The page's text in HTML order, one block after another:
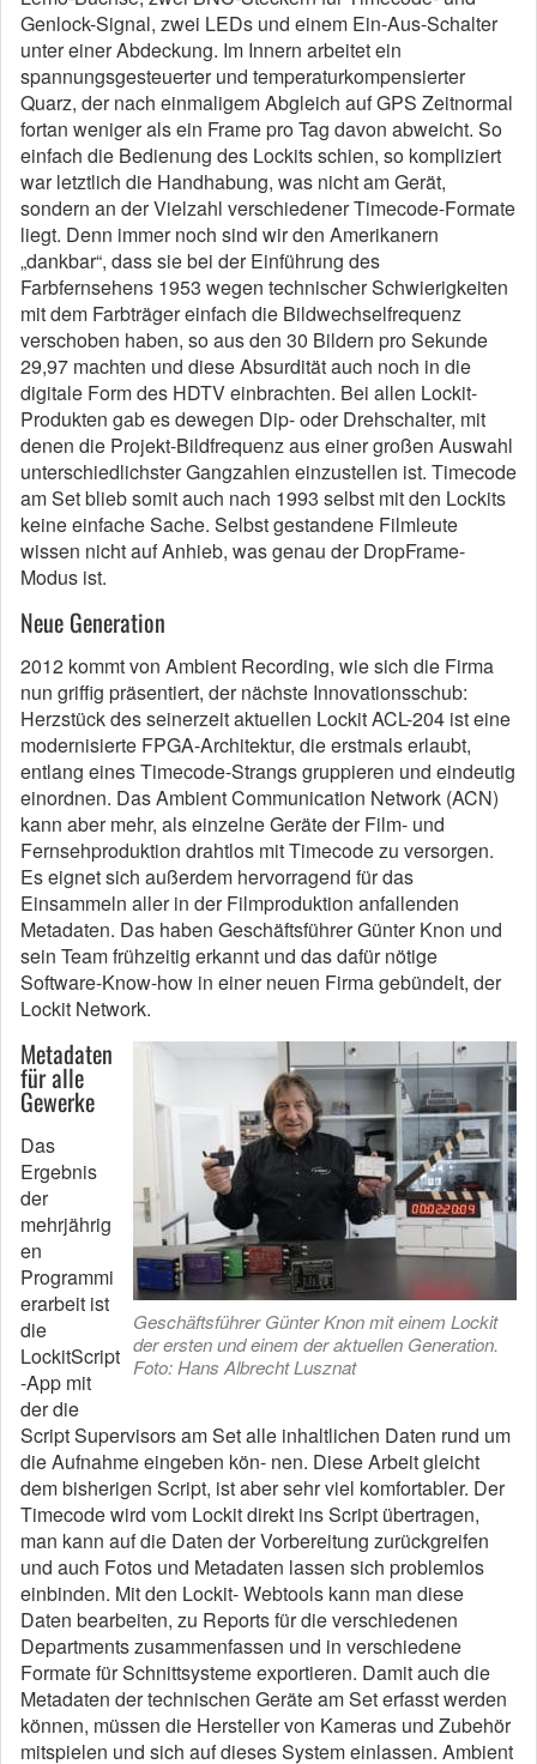
Genlock-Signal, zwei LEDs und einem Ein-Aus-Schalter
unter einer Abdeckung. Im Innern arbeitet ein
spannungsgesteuerter und temperaturkompensierter
Quarz, der nach einmaligem Abgleich auf GPS Zeitnormal
fortan weniger als ein Frame pro Tag davon abweicht. So
einfach die Bedienung des Lockits schien, so kompliziert
war letztlich die Handhabung, was nicht am Gerät,
sondern an der Vielzahl verschiedener Timecode-Formate
liegt. Denn immer noch sind wir den Amerikanern
„dankbar“, dass sie bei der Einführung des
Farbfernsehens 1953 wegen technischer Schwierigkeiten
mit dem Farbträger einfach die Bildwechselfrequenz
verschoben haben, so aus den 30 Bildern pro Sekunde
29,97 machten und diese Absurdität auch noch in die
digitale Form des HDTV einbrachten. Bei allen Lockit-
Produkten gab es dewegen Dip- oder Drehschalter, mit
denen die Projekt-Bildfrequenz aus einer großen Auswahl
unterschiedlichster Gangzahlen einzustellen ist. Timecode
am Set blieb somit auch nach 1993 selbst mit den Lockits
keine einfache Sache. Selbst gestandene Filmleute
wissen nicht auf Anhieb, was genau der DropFrame-
Modus ist.
Neue Generation
2012 kommt von Ambient Recording, wie sich die Firma
nun griffig präsentiert, der nächste Innovationsschub:
Herzstück des seinerzeit aktuellen Lockit ACL-204 ist eine
modernisierte FPGA-Architektur, die erstmals erlaubt,
entlang eines Timecode-Strangs gruppieren und eindeutig
einordnen. Das Ambient Communication Network (ACN)
kann aber mehr, als einzelne Geräte der Film- und
Fernsehproduktion drahtlos mit Timecode zu versorgen.
Es eignet sich außerdem hervorragend für das
Einsammeln aller in der Filmproduktion anfallenden
Metadaten. Das haben Geschäftsführer Günter Knon und
sein Team frühzeitig erkannt und das dafür nötige
Software-Know-how in einer neuen Firma gebündelt, der
Lockit Network.
Geschäftsführer Günter Knon mit einem Lockit
der ersten und einem der aktuellen Generation.
Foto: Hans Albrecht Lusznat
Metadaten
für alle
Gewerke
Das
Ergebnis
der
mehrjährig
en
Programmi
erarbeit ist
die
LockitScript
-App mit
der die
Script Supervisors am Set alle inhaltlichen Daten rund um
die Aufnahme eingeben kön- nen. Diese Arbeit gleicht
dem bisherigen Script, ist aber sehr viel komfortabler. Der
Timecode wird vom Lockit direkt ins Script übertragen,
man kann auf die Daten der Vorbereitung zurückgreifen
und auch Fotos und Metadaten lassen sich problemlos
einbinden. Mit den Lockit- Webtools kann man diese
Daten bearbeiten, zu Reports für die verschiedenen
Departments zusammenfassen und in verschiedene
Formate für Schnittsysteme exportieren. Damit auch die
Metadaten der technischen Geräte am Set erfasst werden
können, müssen die Hersteller von Kameras und Zubehör
mitspielen und sich auf dieses System einlassen. Ambient